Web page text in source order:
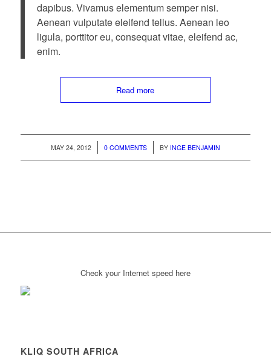
dapibus. Vivamus elementum semper nisi.
Aenean vulputate eleifend tellus. Aenean leo
ligula, porttitor eu, consequat vitae, eleifend ac,
enim.
Read more
MAY 24, 2012
/ 0 COMMENTS
/ BY INGE BENJAMIN
Check your Internet speed here
KLIQ SOUTH AFRICA